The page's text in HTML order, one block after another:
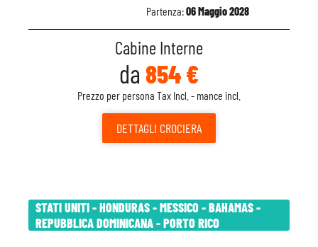
Partenza:06 Maggio 2028
Cabine Interne
da 854 €
Prezzo per persona Tax Incl. - mance incl.
DETTAGLI CROCIERA
STATI UNITI - HONDURAS - MESSICO - BAHAMAS -
REPUBBLICA DOMINICANA - PORTO RICO